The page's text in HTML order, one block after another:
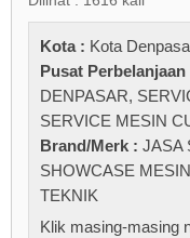
Kota : Kota
Pusat Perbelanjaan
DENPASAR,
SERVICE MESIN
Brand/Merk : JASA
SHOWCASE
TEKNIK
Klik masing-masing